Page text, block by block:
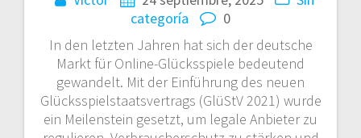
categoría
0
In den letzten Jahren hat sich der deutsche
Markt für Online-Glücksspiele bedeutend
gewandelt. Mit der Einführung des neuen
Glücksspielstaatsvertrags (GlüStV 2021) wurde
ein Meilenstein gesetzt, um legale Anbieter zu